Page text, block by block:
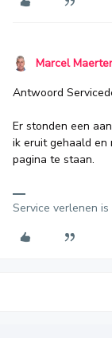
Marcel
Antwoord
Er stonden een
ik eruit gehaald en
pagina te staan.
Service verlenen